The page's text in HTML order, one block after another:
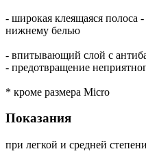
- широкая клеящаяся полоса
нижнему белью
- впитывающий слой с
- предотвращение
* кроме размера Micro
Показания
при легкой и средней